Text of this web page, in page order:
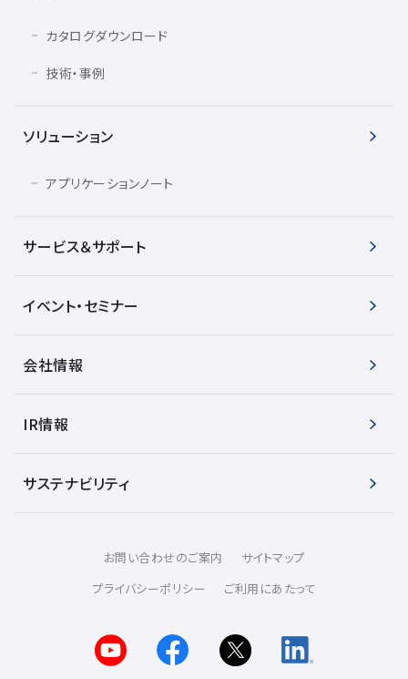
カタログダウンロード
技術・事例
ソリューション
アプリケーションノート
サービス＆サポート
イベント・セミナー
会社情報
IR情報
サステナビリティ
お問い合わせのご案内
サイトマップ
プライバシーポリシー
ご利用にあたって